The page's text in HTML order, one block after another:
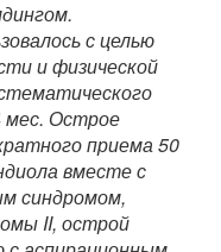
с целью
и физической
мес. Острое
приема 50
вместе с
синдромом,
II, острой